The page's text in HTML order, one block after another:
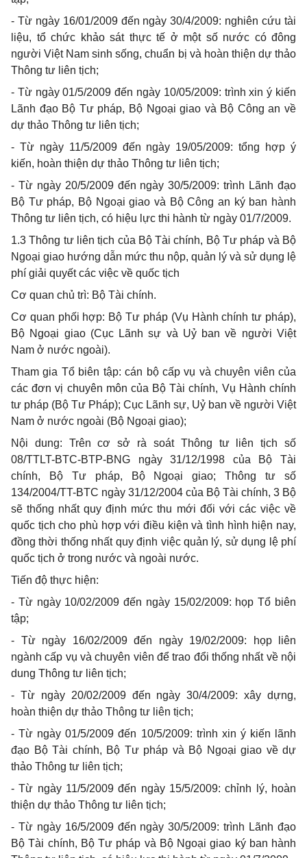
- Từ ngày 16/01/2009 đến ngày 30/4/2009: nghiên cứu tài
liệu, tổ chức khảo sát thực tế ở một số nước có đông
người Việt Nam sinh sống, chuẩn bị và hoàn thiện dự thảo
Thông tư liên tịch;
- Từ ngày 01/5/2009 đến ngày 10/05/2009: trình xin ý kiến
Lãnh đạo Bộ Tư pháp, Bộ Ngoại giao và Bộ Công an về
dự thảo Thông tư liên tịch;
- Từ ngày 11/5/2009 đến ngày 19/05/2009: tổng hợp ý
kiến, hoàn thiện dự thảo Thông tư liên tịch;
- Từ ngày 20/5/2009 đến ngày 30/5/2009: trình Lãnh đạo
Bộ Tư pháp, Bộ Ngoại giao và Bộ Công an ký ban hành
Thông tư liên tịch, có hiệu lực thi hành từ ngày 01/7/2009.
1.3 Thông tư liên tịch của Bộ Tài chính, Bộ Tư pháp và Bộ
Ngoại giao hướng dẫn mức thu nộp, quản lý và sử dụng lệ
phí giải quyết các việc về quốc tịch
Cơ quan chủ trì: Bộ Tài chính.
Cơ quan phối hợp: Bộ Tư pháp (Vụ Hành chính tư pháp),
Bộ Ngoại giao (Cục Lãnh sự và Uỷ ban về người Việt
Nam ở nước ngoài).
Tham gia Tổ biên tập: cán bộ cấp vụ và chuyên viên của
các đơn vị chuyên môn của Bộ Tài chính, Vụ Hành chính
tư pháp (Bộ Tư Pháp); Cục Lãnh sự, Uỷ ban về người Việt
Nam ở nước ngoài (Bộ Ngoại giao);
Nội dung: Trên cơ sở rà soát Thông tư liên tịch số
08/TTLT-BTC-BTP-BNG ngày 31/12/1998 của Bộ Tài
chính, Bộ Tư pháp, Bộ Ngoại giao; Thông tư số
134/2004/TT-BTC ngày 31/12/2004 của Bộ Tài chính, 3 Bộ
sẽ thống nhất quy định mức thu mới đối với các việc về
quốc tịch cho phù hợp với điều kiện và tình hình hiện nay,
đồng thời thống nhất quy định việc quản lý, sử dụng lệ phí
quốc tịch ở trong nước và ngoài nước.
Tiến độ thực hiện:
- Từ ngày 10/02/2009 đến ngày 15/02/2009: họp Tổ biên
tập;
- Từ ngày 16/02/2009 đến ngày 19/02/2009: họp liên
ngành cấp vụ và chuyên viên để trao đổi thống nhất về nội
dung Thông tư liên tịch;
- Từ ngày 20/02/2009 đến ngày 30/4/2009: xây dựng,
hoàn thiện dự thảo Thông tư liên tịch;
- Từ ngày 01/5/2009 đến 10/5/2009: trình xin ý kiến lãnh
đạo Bộ Tài chính, Bộ Tư pháp và Bộ Ngoại giao về dự
thảo Thông tư liên tịch;
- Từ ngày 11/5/2009 đến ngày 15/5/2009: chỉnh lý, hoàn
thiện dự thảo Thông tư liên tịch;
- Từ ngày 16/5/2009 đến ngày 30/5/2009: trình Lãnh đạo
Bộ Tài chính, Bộ Tư pháp và Bộ Ngoại giao ký ban hành